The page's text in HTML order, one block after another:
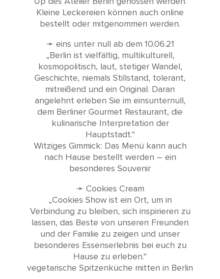
Kleine Leckereien können auch online
bestellt oder mitgenommen werden.
➛ eins unter null ab dem 10.06.21
„Berlin ist vielfältig, multikulturell,
kosmopolitisch, laut, stetiger Wandel,
Geschichte, niemals Stillstand, tolerant,
mitreißend und ein Original. Daran
angelehnt erleben Sie im einsunternull,
dem Berliner Gourmet Restaurant, die
kulinarische Interpretation der
Hauptstadt.“
Witziges Gimmick: Das Menü kann auch
nach Hause bestellt werden – ein
besonderes Souvenir
➛ Cookies Cream
„Cookies Show ist ein Ort, um in
Verbindung zu bleiben, sich inspirieren zu
lassen, das Beste von unseren Freunden
und der Familie zu zeigen und unser
besonderes Essenserlebnis bei euch zu
Hause zu erleben.“
vegetarische Spitzenküche mitten in Berlin